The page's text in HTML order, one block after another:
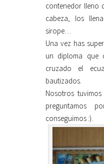
contenedor lleno
cabeza, los
sirope…
Una vez has
un diploma que
cruzado el
bautizados.
Nosotros
preguntamos
conseguimos :).